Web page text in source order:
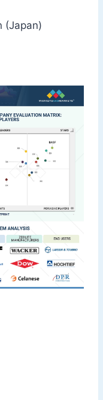
(Japan)